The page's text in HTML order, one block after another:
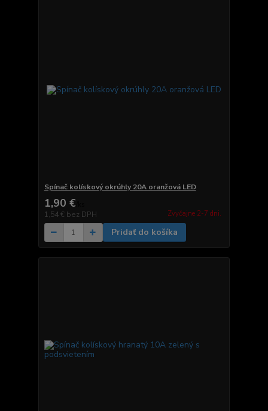
Spínač kolískový okrúhly 20A oranžová LED
1,90 €
1,54 € bez DPH Zvyčajne 2-7 dni.
Pridať do košíka